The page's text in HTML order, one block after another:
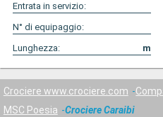
Entrata in servizio:
N° di equipaggio:
Lunghezza:
m
Crociere www.crociere.com
MSC Poesia
Crociere Caraibi